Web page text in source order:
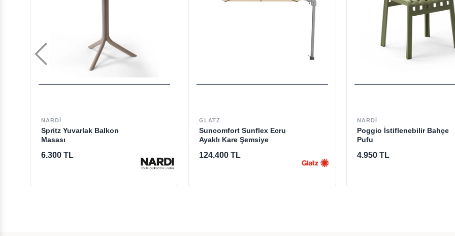
NARDI
Spritz Yuvarlak Balkon
Masası
6.300 TL
GLATZ
Suncomfort Sunflex Ecru
Ayaklı Kare Şemsiye
124.400 TL
NARDI
Poggio İstiflenebilir Bahçe
Pufu
4.950 TL